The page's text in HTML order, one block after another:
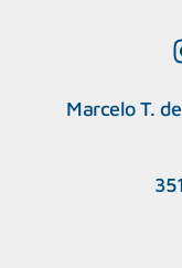
Marcelo T.
CAPeM – Centro de